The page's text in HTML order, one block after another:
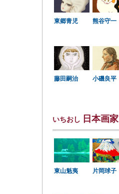
東郷青児 熊谷守一
藤田嗣治 小磯良平
いちおし 日本画家
東山魁夷 片岡球子